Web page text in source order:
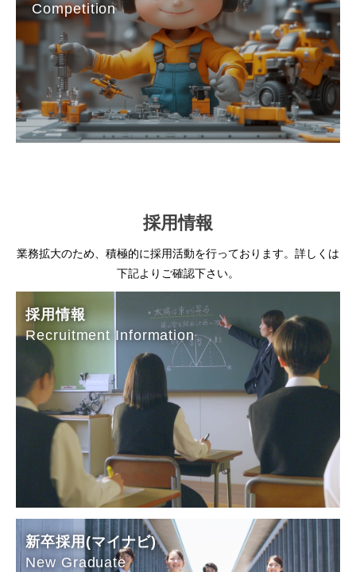
Competition
採用情報
業務拡大のため、積極的に採用活動を行っております。詳しくは
下記よりご確認下さい。
採用情報
Recruitment Information
新卒採用(マイナビ)
New Graduate